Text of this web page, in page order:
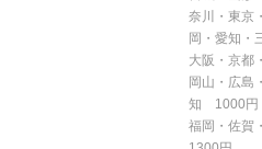
奈川・東京
岡・愛知
大阪・京都
岡山・広島
知 1000円
福岡・佐賀